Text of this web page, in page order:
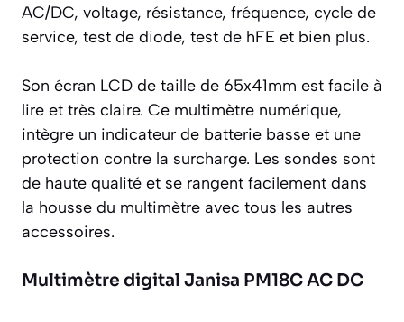
AC/DC, voltage, résistance, fréquence, cycle de
service, test de diode, test de hFE et bien plus.
Son écran LCD de taille de 65x41mm est facile à
lire et très claire. Ce multimètre numérique,
intègre un indicateur de batterie basse et une
protection contre la surcharge. Les sondes sont
de haute qualité et se rangent facilement dans
la housse du multimètre avec tous les autres
accessoires.
Multimètre digital Janisa PM18C AC DC